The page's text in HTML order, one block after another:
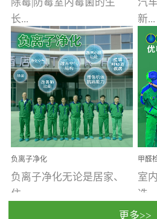
长...
受温度、湿度、基质养
分、通风四个条件影响，
温暖潮湿、营养物质多、
通风缓慢的空间最易滋生
大量霉菌的...
新...
装
车
重
配
些
负离子净化
负离子净化无论是居家、
住...
甲醛
室
选...
更多>>